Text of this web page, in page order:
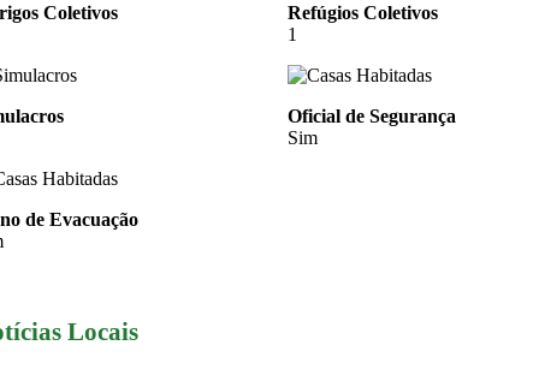
Coletivos
Refúgios Coletivos
1
Oficial de Segurança
Sim
de Evacuação
Locais